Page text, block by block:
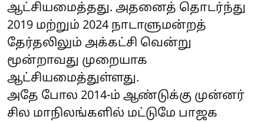
ஆட்சியமைத்தது. அதனைத் தொடர்ந்து
2019 மற்றும் 2024 நாடாளுமன்றத்
தேர்தலிலும் அக்கட்சி வென்று
மூன்றாவது முறையாக
ஆட்சியமைத்துள்ளது.
அதே போல 2014-ம் ஆண்டுக்கு முன்னர்
சில மாநிலங்களில் மட்டுமே பாஜக